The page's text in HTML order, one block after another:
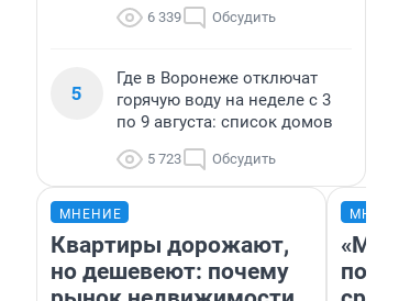
6 339 Обсудить
5
Где в Воронеже отключат
горячую воду на неделе с 3
по 9 августа: список домов
5 723 Обсудить
МНЕНИЕ
Квартиры дорожают,
но дешевеют: почему